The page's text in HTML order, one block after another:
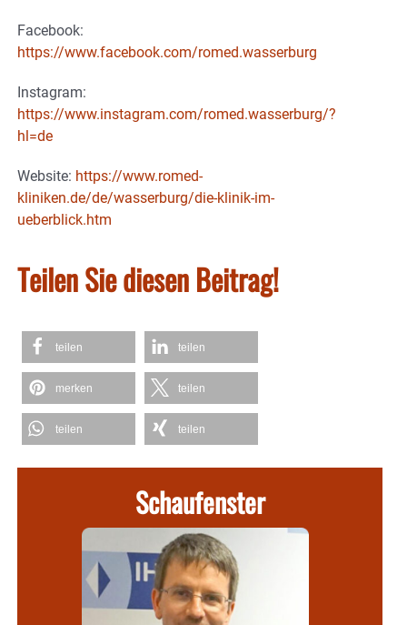
Facebook:
https://www.facebook.com/romed.wasserburg
Instagram:
https://www.instagram.com/romed.wasserburg/?
hl=de
Website: https://www.romed-
kliniken.de/de/wasserburg/die-klinik-im-
ueberblick.htm
Teilen Sie diesen Beitrag!
teilen teilen
merken teilen
teilen teilen
Schaufenster